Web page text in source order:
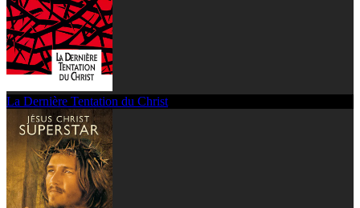
La Dernière Tentation du Christ